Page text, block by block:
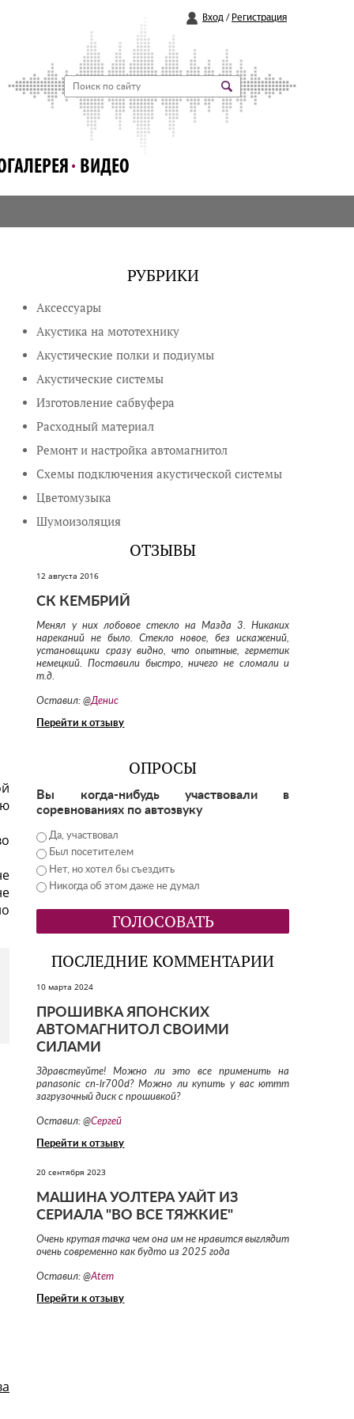
Вход / Регистрация
ВИДЕО
РУБРИКИ
Аксессуары
Акустика на мототехнику
Акустические полки и подиумы
Акустические системы
Изготовление сабвуфера
Расходный материал
Ремонт и настройка автомагнитол
Схемы подключения акустической системы
Цветомузыка
Шумоизоляция
ОТЗЫВЫ
12 августа 2016
СК КЕМБРИЙ
Менял у них лобовое стекло на Мазда 3. Никаких
нареканий не было. Стекло новое, без искажений,
установщики сразу видно, что опытные, герметик
немецкий. Поставили быстро, ничего не сломали и
т.д.
Оставил: @Денис
Перейти к отзыву
ОПРОСЫ
Вы когда-нибудь участвовали в
соревнованиях по автозвуку
Да, участвовал
Был посетителем
Нет, но хотел бы съездить
Никогда об этом даже не думал
ПОСЛЕДНИЕ КОММЕНТАРИИ
10 марта 2024
ПРОШИВКА ЯПОНСКИХ
АВТОМАГНИТОЛ СВОИМИ
СИЛАМИ
Здравствуйте! Можно ли это все применить на
panasonic cn-lr700d? Можно ли купить у вас юттт
загрузочный диск с прошивкой?
Оставил: @Сергей
Перейти к отзыву
20 сентября 2023
МАШИНА УОЛТЕРА УАЙТ ИЗ
СЕРИАЛА "ВО ВСЕ ТЯЖКИЕ"
Очень крутая тачка чем она им не нравится выглядит
очень современно как будто из 2025 года
Оставил: @Atem
Перейти к отзыву